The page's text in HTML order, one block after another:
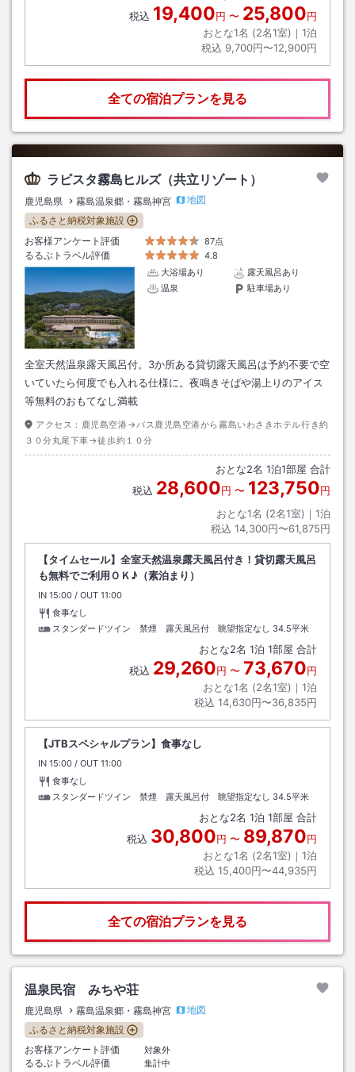
税込 19,400円 〜 25,800円
おとな1名 (2名1室)｜ 1泊
税込 9,700円〜12,900円
全ての宿泊プランを見る
ラビスタ霧島ヒルズ（共立リゾート）
鹿児島県 霧島温泉郷・霧島神宮
地図
ふるさと納税対象施設
お客様アンケート評価
87点
るるぶトラベル評価
4.8
大浴場あり
露天風呂あり
温泉
駐車場あり
全室天然温泉露天風呂付。3か所ある貸切露天風呂は予約不要で空
いていたら何度でも入れる仕様に。夜鳴きそばや湯上りのアイス
等無料のおもてなし満載
アクセス： 鹿児島空港→バス鹿児島空港から霧島いわさきホテル行き約
３０分丸尾下車→徒歩約１０分
おとな2名 1泊1部屋 合計
税込 28,600円 〜 123,750円
おとな1名 (2名1室)｜ 1泊
税込 14,300円〜61,875円
【タイムセール】全室天然温泉露天風呂付き！貸切露天風呂
も無料でご利用ＯＫ♪（素泊まり）
IN チェックイン
15:00 / OUT チェックアウト
11:00
食事なし
スタンダードツイン 禁煙 露天風呂付 眺望指定なし 34.5平米
おとな2名 1泊 1部屋 合計
税込 29,260円 〜 73,670円
おとな1名 (2名1室)｜ 1泊
税込 14,630円〜36,835円
【JTBスペシャルプラン】食事なし
IN チェックイン
15:00 / OUT チェックアウト
11:00
食事なし
スタンダードツイン 禁煙 露天風呂付 眺望指定なし 34.5平米
おとな2名 1泊 1部屋 合計
税込 30,800円 〜 89,870円
おとな1名 (2名1室)｜ 1泊
税込 15,400円〜44,935円
全ての宿泊プランを見る
温泉民宿 みちや荘
鹿児島県 霧島温泉郷・霧島神宮
地図
ふるさと納税対象施設
お客様アンケート評価
対象外
るるぶトラベル評価
集計中